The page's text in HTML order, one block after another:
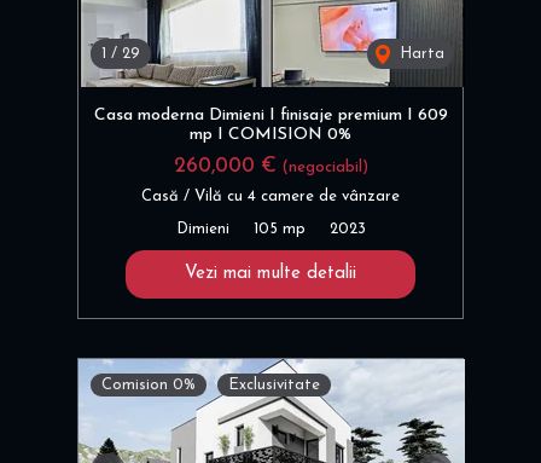
/ 29 Harta
Casa moderna Dimieni I finisaje premium I 609
mp I COMISION 0%
260,000 € (negociabil)
Casă / Vilă cu 4 camere de vânzare
Dimieni 105 mp 2023
Vezi mai multe detalii
Comision 0% Exclusivitate